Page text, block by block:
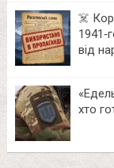
☠️
від
хто